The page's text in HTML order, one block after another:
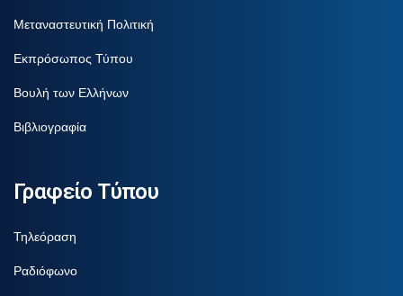
Μεταναστευτική Πολιτική
Εκπρόσωπος Τύπου
Βουλή των Ελλήνων
Βιβλιογραφία
Γραφείο Τύπου
Τηλεόραση
Ραδιόφωνο